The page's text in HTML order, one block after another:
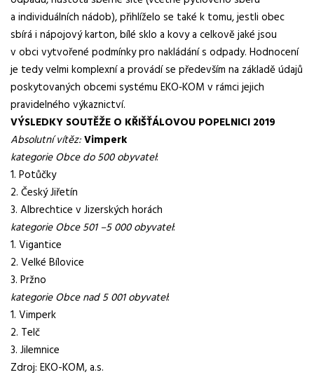
a individuálních nádob), přihlíželo se také k tomu, jestli obec
sbírá i nápojový karton, bílé sklo a kovy a celkově jaké jsou
v obci vytvořené podmínky pro nakládání s odpady. Hodnocení
je tedy velmi komplexní a provádí se především na základě údajů
poskytovaných obcemi systému EKO‑KOM v rámci jejich
pravidelného výkaznictví.
VÝSLEDKY SOUTĚŽE O KŘIŠŤÁLOVOU POPELNICI 2019
Absolutní vítěz:Vimperk
kategorie Obce do 500 obyvatel:
1. Potůčky
2. Český Jiřetín
3. Albrechtice v Jizerských horách
kategorie Obce 501 –5 000 obyvatel:
1. Vigantice
2. Velké Bílovice
3. Pržno
kategorie Obce nad 5 001 obyvatel:
1. Vimperk
2. Telč
3. Jilemnice
Zdroj: EKO-KOM, a.s.